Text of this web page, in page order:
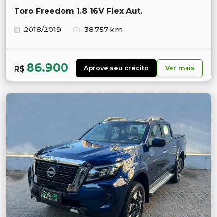
Toro Freedom 1.8 16V Flex Aut.
2018/2019
38.757 km
R$ 86.900 Aprove seu crédito Ver mais